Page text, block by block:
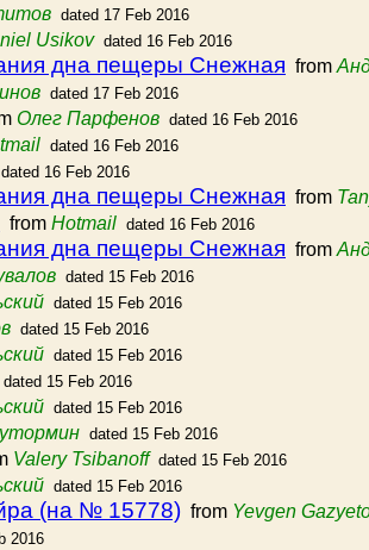
dated 17 Feb 2016
Usikov dated 16 Feb 2016
дна пещеры Снежная from
dated 17 Feb 2016
Олег Парфенов dated 16 Feb 2016
dated 16 Feb 2016
dated 16 Feb 2016
дна пещеры Снежная from
from Hotmail dated 16 Feb 2016
дна пещеры Снежная from
dated 15 Feb 2016
dated 15 Feb 2016
dated 15 Feb 2016
dated 15 Feb 2016
dated 15 Feb 2016
dated 15 Feb 2016
dated 15 Feb 2016
Valery Tsibanoff dated 15 Feb 2016
dated 15 Feb 2016
(на № 15778) from Yevgen
2016